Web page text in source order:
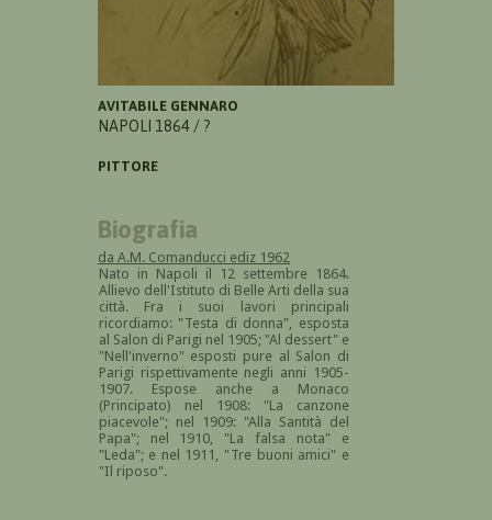
AVITABILE GENNARO
NAPOLI 1864 / ?
PITTORE
Biografia
da A.M. Comanducci ediz 1962
Nato in Napoli il 12 settembre 1864.
Allievo dell'Istituto di Belle Arti della sua
città. Fra i suoi lavori principali
ricordiamo: "Testa di donna", esposta
al Salon di Parigi nel 1905; "Al dessert" e
"Nell'inverno" esposti pure al Salon di
Parigi rispettivamente negli anni 1905-
1907. Espose anche a Monaco
(Principato) nel 1908: "La canzone
piacevole"; nel 1909: "Alla Santità del
Papa"; nel 1910, "La falsa nota" e
"Leda"; e nel 1911, "Tre buoni amici" e
"Il riposo".